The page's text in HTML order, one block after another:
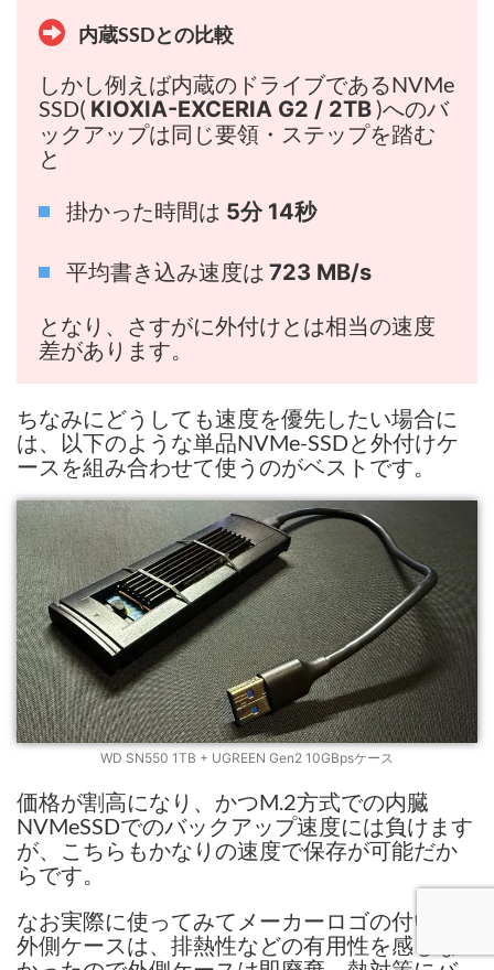
内蔵SSDとの比較
しかし例えば内蔵のドライブであるNVMe
SSD( KIOXIA-EXCERIA G2 / 2TB)へのバ
ックアップは同じ要領・ステップを踏む
と
掛かった時間は 5分 14秒
平均書き込み速度は 723 MB/s
となり、さすがに外付けとは相当の速度
差があります。
ちなみにどうしても速度を優先したい場合に
は、以下のような単品NVMe-SSDと外付けケ
ースを組み合わせて使うのがベストです。
WD SN550 1TB + UGREEN Gen2 10GBpsケース
価格が割高になり、かつM.2方式での内臓
NVMeSSDでのバックアップ速度には負けます
が、こちらもかなりの速度で保存が可能だか
らです。
なお実際に使ってみてメーカーロゴの付いた
外側ケースは、排熱性などの有用性を感じな